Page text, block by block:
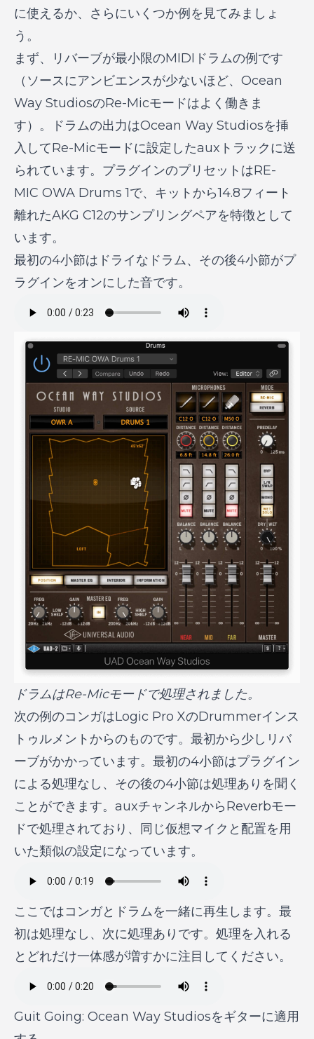
に使えるか、さらにいくつか例を見てみましょ
う。
まず、リバーブが最小限のMIDIドラムの例です
（ソースにアンビエンスが少ないほど、Ocean
Way StudiosのRe-Micモードはよく働きま
す）。ドラムの出力はOcean Way Studiosを挿
入してRe-Micモードに設定したauxトラックに送
られています。プラグインのプリセットはRE-
MIC OWA Drums 1で、キットから14.8フィート
離れたAKG C12のサンプリングペアを特徴として
います。
最初の4小節はドライなドラム、その後4小節がプ
ラグインをオンにした音です。
ドラムはRe-Micモードで処理されました。
次の例のコンガはLogic Pro XのDrummerインス
トゥルメントからのものです。最初から少しリバ
ーブがかかっています。最初の4小節はプラグイン
による処理なし、その後の4小節は処理ありを聞く
ことができます。auxチャンネルからReverbモー
ドで処理されており、同じ仮想マイクと配置を用
いた類似の設定になっています。
ここではコンガとドラムを一緒に再生します。最
初は処理なし、次に処理ありです。処理を入れる
とどれだけ一体感が増すかに注目してください。
Guit Going: Ocean Way Studiosをギターに適用